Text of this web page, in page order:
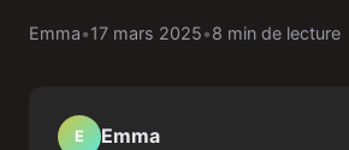
Emma•17 mars 2025•8 min de lecture
E Emma